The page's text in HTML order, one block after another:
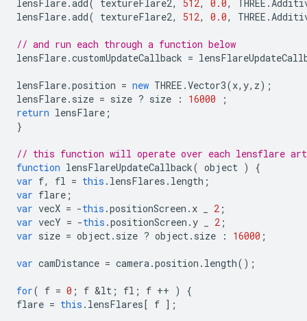
lensFlare.add ( textureFlare2, 512, 0.0, THREE .
lensFlare.add( textureFlare2, 512, 0.0, THREE .
// and run each through a function below
lensFlare.customUpdateCallback =
lensFlare.position = new THREE .Vector3(x, y, z);
lensFlare. size = size ? size : 16000
;
return lensFlare ;
}
// this function will operate over each lensflare
function lensFlareUpdateCallback( object )
{
var f, fl = this . lensFlares . length ;
var flare ;
var vecX = -this .positionScreen . x 2 ;
var vecY = -this .positionScreen .y 2 ;
var size = object. size ? object. size : 16000 ;
var camDistance = camera.position . length();
for( f = 0 ; f &lt ; fl ; f ++ )
{
flare = this . lensFlares[ f ];